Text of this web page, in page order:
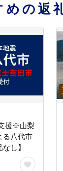
の返
援※山梨
る八代市
し】